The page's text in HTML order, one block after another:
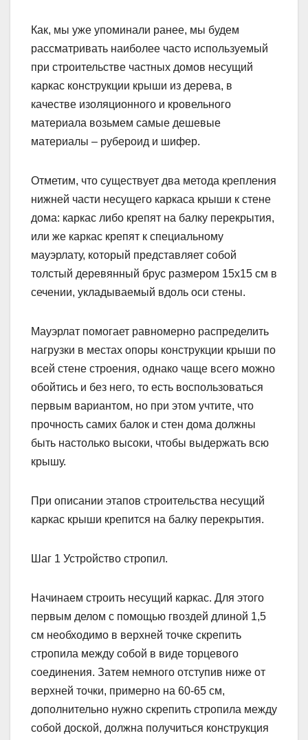
Как, мы уже упоминали ранее, мы будем
рассматривать наиболее часто используемый
при строительстве частных домов несущий
каркас конструкции крыши из дерева, в
качестве изоляционного и кровельного
материала возьмем самые дешевые
материалы – рубероид и шифер.
Отметим, что существует два метода крепления
нижней части несущего каркаса крыши к стене
дома: каркас либо крепят на балку перекрытия,
или же каркас крепят к специальному
мауэрлату, который представляет собой
толстый деревянный брус размером 15х15 см в
сечении, укладываемый вдоль оси стены.
Мауэрлат помогает равномерно распределить
нагрузки в местах опоры конструкции крыши по
всей стене строения, однако чаще всего можно
обойтись и без него, то есть воспользоваться
первым вариантом, но при этом учтите, что
прочность самих балок и стен дома должны
быть настолько высоки, чтобы выдержать всю
крышу.
При описании этапов строительства несущий
каркас крыши крепится на балку перекрытия.
Шаг 1 Устройство стропил.
Начинаем строить несущий каркас. Для этого
первым делом с помощью гвоздей длиной 1,5
см необходимо в верхней точке скрепить
стропила между собой в виде торцевого
соединения. Затем немного отступив ниже от
верхней точки, примерно на 60-65 см,
дополнительно нужно скрепить стропила между
собой доской, должна получиться конструкция